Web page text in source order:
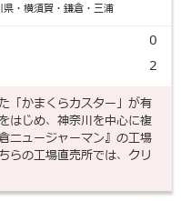
県・横須賀・鎌倉・三浦
0
2
「かまくらカスター」が有
はじめ、神奈川を中心に複
ニュージャーマン』の工場
らの工場直売所では、クリ